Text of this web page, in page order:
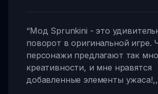
“Мод Sprunkini - это
поворот в оригинальной игре.
персонажи предлагают так
креативности, и мне нравятся
добавленные элементы ужаса!,,